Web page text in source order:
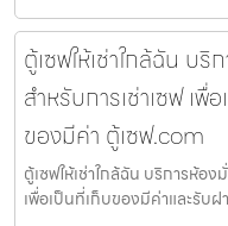
ตู้เซฟให้เช่าใกล้ฉัน บ
สำหรับการเช่าเซฟ เ
ของมีค่า ตู้เซฟ.com
ตู้เซฟให้เช่าใกล้ฉัน บริการห้อ
เพื่อเป็นที่เก็บของมีค่าและรับฝ